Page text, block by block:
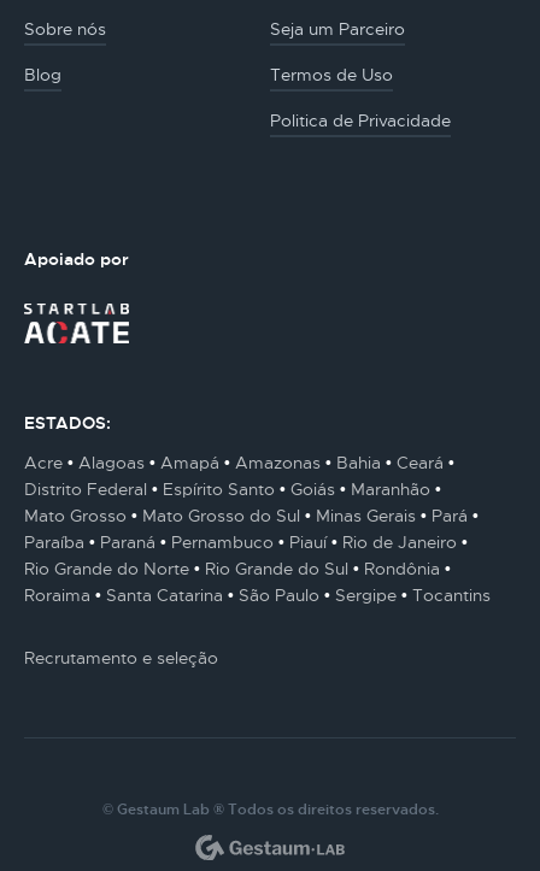
Sobre nós Seja um Parceiro
Blog Termos de Uso
Politica de Privacidade
Apoiado por
ESTADOS:
Acre
Alagoas Amapá Amazonas Bahia
Ceará
Distrito Federal
Espírito Santo Goiás
Maranhão
Mato Grosso
Mato Grosso do Sul Minas Gerais
Pará
Paraíba
Paraná Pernambuco Piauí
Rio de Janeiro
Rio Grande do Norte
Rio Grande do Sul
Rondônia
Roraima
Santa Catarina São Paulo Sergipe Tocantins
Recrutamento e seleção
© Gestaum Lab ® Todos os direitos reservados.